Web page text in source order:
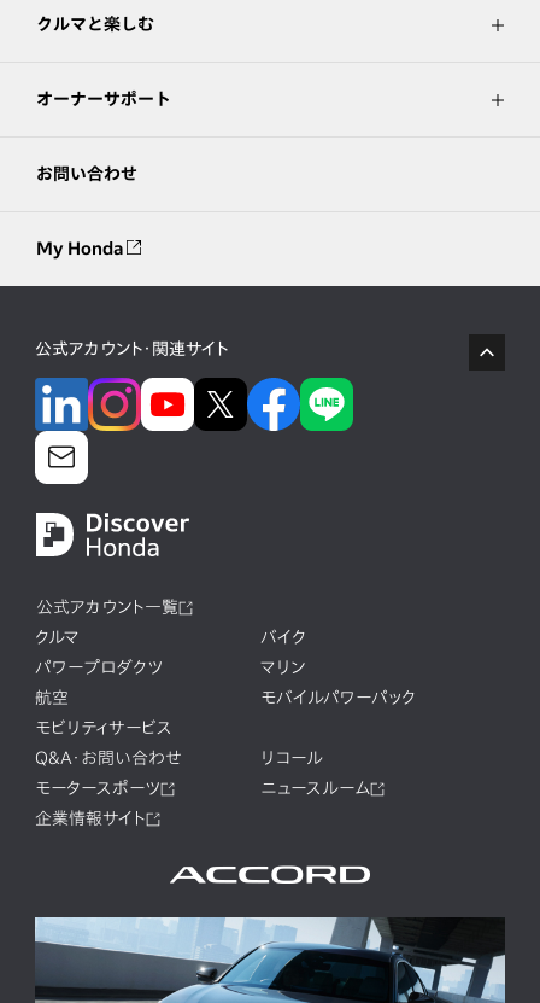
クルマと楽しむ
オーナーサポート
お問い合わせ
My Honda
公式アカウント・関連サイト
公式アカウント一覧
クルマ
バイク
パワープロダクツ
マリン
航空
モバイルパワーパック
モビリティサービス
Q&A・お問い合わせ
リコール
モータースポーツ
ニュースルーム
企業情報サイト